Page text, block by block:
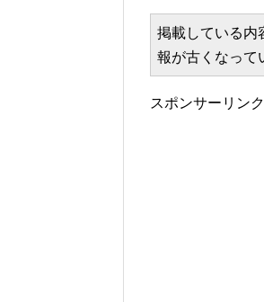
掲載している内
報が古くなって
スポンサーリンク